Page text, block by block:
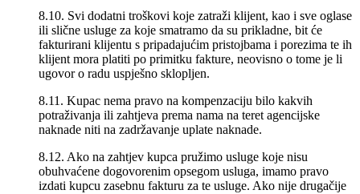
8.10. Svi dodatni troškovi koje zatraži klijent, kao i sve oglase
ili slične usluge za koje smatramo da su prikladne, bit će
fakturirani klijentu s pripadajućim pristojbama i porezima te ih
klijent mora platiti po primitku fakture, neovisno o tome je li
ugovor o radu uspješno sklopljen.
8.11. Kupac nema pravo na kompenzaciju bilo kakvih
potraživanja ili zahtjeva prema nama na teret agencijske
naknade niti na zadržavanje uplate naknade.
8.12. Ako na zahtjev kupca pružimo usluge koje nisu
obuhvaćene dogovorenim opsegom usluga, imamo pravo
izdati kupcu zasebnu fakturu za te usluge. Ako nije drugačije